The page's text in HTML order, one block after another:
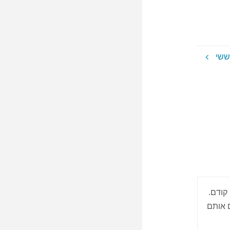
ששי
קודם.
אותם